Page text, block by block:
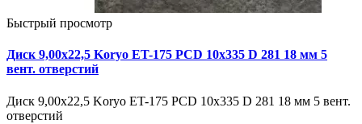
Быстрый просмотр
Диск 9,00х22,5 Koryo ET-175 PCD 10x335 D 281 18 мм 5
вент. отверстий
Диск 9,00х22,5 Koryo ET-175 PCD 10x335 D 281 18 мм 5 вент.
отверстий